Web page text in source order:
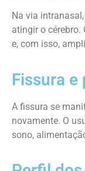
Na via
atingir o
e, com isso,
Fissura e
A fissura se
novamente. O
sono,